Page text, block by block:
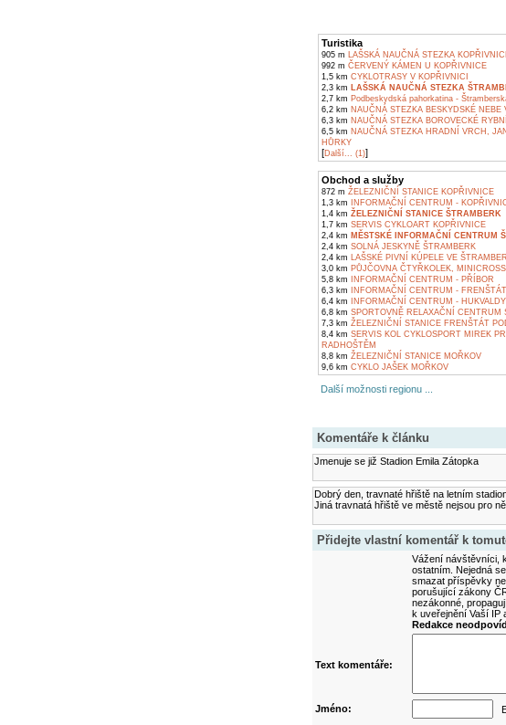
Turistika
905 m LAŠSKÁ NAUČNÁ STEZKA
992 m ČERVENÝ KÁMEN U KOPŘIVNICE
1,5 km CYKLOTRASY V KOPŘIVNICI
2,3 km LAŠSKÁ NAUČNÁ STEZKA
2,7 km Podbeskydská pahorkatina -
6,2 km NAUČNÁ STEZKA BESKYDSKÉ
6,3 km NAUČNÁ STEZKA BOROVECKÉ
6,5 km NAUČNÁ STEZKA HRADNÍ VRCH,
HŮRKY
[Další... (1)]
Obchod a služby
872 m ŽELEZNIČNÍ STANICE KOPŘIVNICE
1,3 km INFORMAČNÍ CENTRUM -
1,4 km ŽELEZNIČNÍ STANICE ŠTRAMBERK
1,7 km SERVIS CYKLOART KOPŘIVNICE
2,4 km MĚSTSKÉ INFORMAČNÍ CENTRUM
2,4 km SOLNÁ JESKYNĚ ŠTRAMBERK
2,4 km LAŠSKÉ PIVNÍ KÚPELE VE
3,0 km PŮJČOVNA ČTYŘKOLEK,
5,8 km INFORMAČNÍ CENTRUM - PŘÍBOR
6,3 km INFORMAČNÍ CENTRUM -
6,4 km INFORMAČNÍ CENTRUM - HUKVALDY
6,8 km SPORTOVNĚ RELAXAČNÍ
7,3 km ŽELEZNIČNÍ STANICE FRENŠTÁT
8,4 km SERVIS KOL CYKLOSPORT MIREK
RADHOŠTĚM
8,8 km ŽELEZNIČNÍ STANICE MOŘKOV
9,6 km CYKLO JAŠEK MOŘKOV
Další možnosti regionu ...
Komentáře k článku
Jmenuje se již Stadion Emila Zátopka
Dobrý den, travnaté hřiště na letním
Jiná travnatá hřiště ve městě nejsou pro
Přidejte vlastní komentář k
Vážení návštěvníci,
ostatním. Nejedná
smazat příspěvky
porušující zákony
nezákonné,
k uveřejnění Vaší IP
Redakce
Text komentáře:
Jméno: